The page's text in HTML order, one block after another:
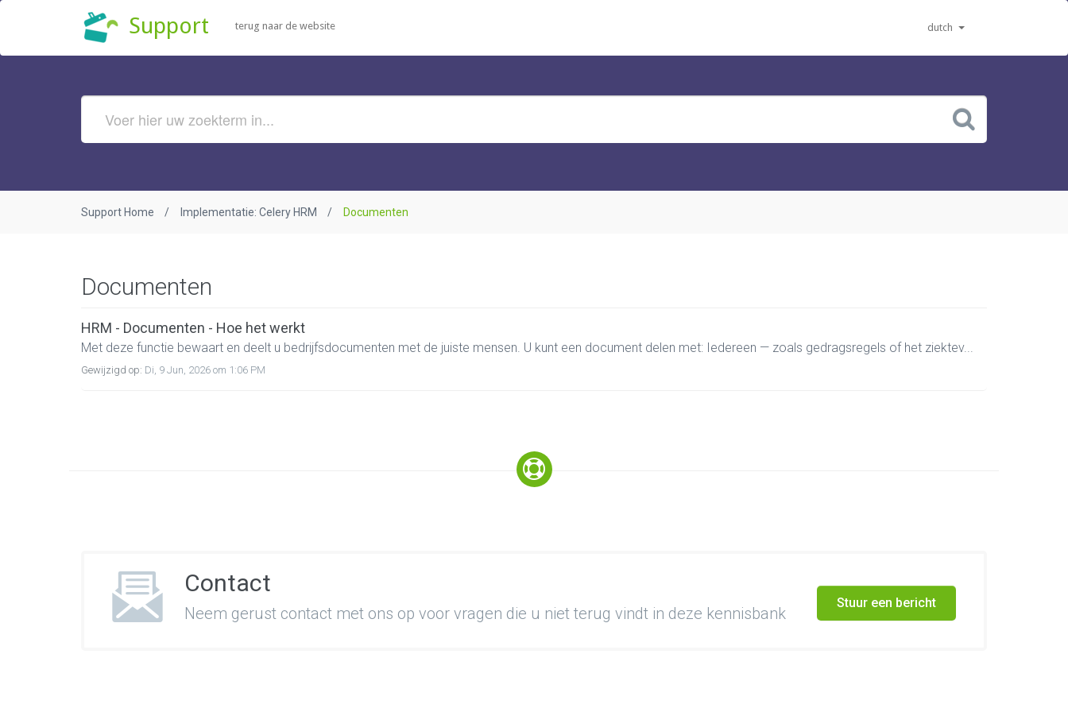
Support terug naar de website dutch
Support Home Implementatie: Celery HRM Documenten
Documenten
HRM - Documenten - Hoe het werkt
Met deze functie bewaart en deelt u bedrijfsdocumenten met de juiste mensen. U kunt een document delen met: Iedereen — zoals gedragsregels of het ziektev...
Gewijzigd op: Di, 9 Jun, 2026 om 1:06 PM
Contact
Neem gerust contact met ons op voor vragen die u niet terug vindt in deze kennisbank
Stuur een bericht